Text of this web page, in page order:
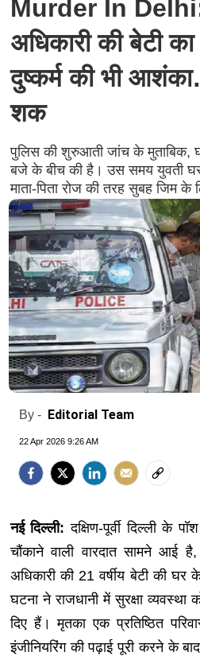
Murder In Delhi:
अधिकारी की बेटी
दुष्‍कर्म की भी
शक
पुलिस की शुरुआती जांच के मुताबिक,
बजे के बीच की है। उस समय युवती
माता-पिता रोज की तरह सुबह जिम के
By - Editorial Team
22 Apr 2026 9:26 AM
नई दिल्ली:दक्षिण-पूर्वी दिल्ली के
चौंकाने वाली वारदात सामने आई
अधिकारी की 21 वर्षीय बेटी की घर
घटना ने राजधानी में सुरक्षा
दिए हैं। मृतका एक प्रतिष्ठित
इंजीनियरिंग की पढ़ाई पूरी करने के